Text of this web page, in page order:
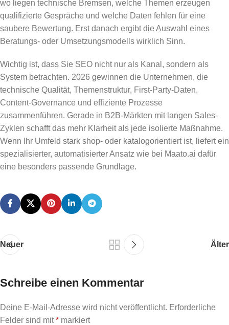
wo liegen technische Bremsen, welche Themen erzeugen
qualifizierte Gespräche und welche Daten fehlen für eine
saubere Bewertung. Erst danach ergibt die Auswahl eines
Beratungs- oder Umsetzungsmodells wirklich Sinn.
Wichtig ist, dass Sie SEO nicht nur als Kanal, sondern als
System betrachten. 2026 gewinnen die Unternehmen, die
technische Qualität, Themenstruktur, First-Party-Daten,
Content-Governance und effiziente Prozesse
zusammenführen. Gerade in B2B-Märkten mit langen Sales-
Zyklen schafft das mehr Klarheit als jede isolierte Maßnahme.
Wenn Ihr Umfeld stark shop- oder katalogorientiert ist, liefert ein
spezialisierter, automatisierter Ansatz wie bei Maato.ai dafür
eine besonders passende Grundlage.
Neuer Älter
Schreibe einen Kommentar
Deine E-Mail-Adresse wird nicht veröffentlicht. Erforderliche
Felder sind mit* markiert